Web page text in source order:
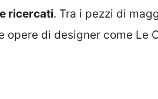
ricercati. Tra i pezzi di
di designer come Le